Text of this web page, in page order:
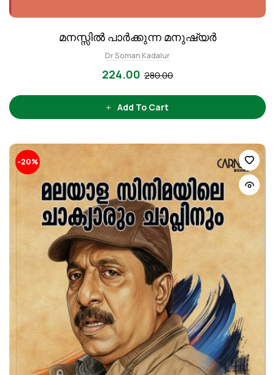
മനസ്സിൽ പാർക്കുന്ന മനുഷ്യർ
Dr Soman Kadalur
280.00
224.00
Add To Cart
-20%